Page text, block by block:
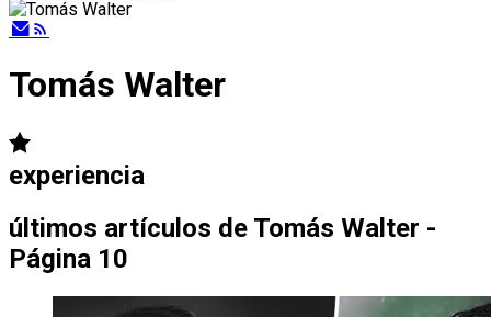
Tomás Walter
experiencia
últimos artículos de Tomás Walter -
Página 10